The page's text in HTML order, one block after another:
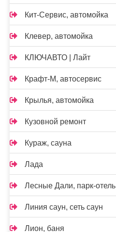
Кит-Сервис, автомойка
Клевер, автомойка
КЛЮЧАВТО | Лайт
Крафт-М, автосервис
Крылья, автомойка
Кузовной ремонт
Кураж, сауна
Лада
Лесные Дали, парк-отель
Линия саун, сеть саун
Лион, баня